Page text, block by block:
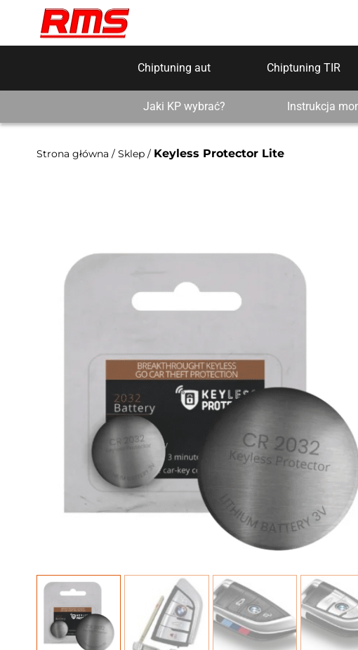
Chiptuning aut Chiptuning TIR
Jaki KP wybrać? Instrukcja
Strona główna / Sklep / Keyless Protector Lite